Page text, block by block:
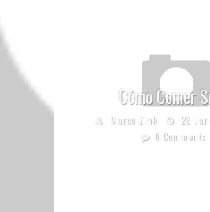
Cómo Comer
Marco Zink
28
0 Comments